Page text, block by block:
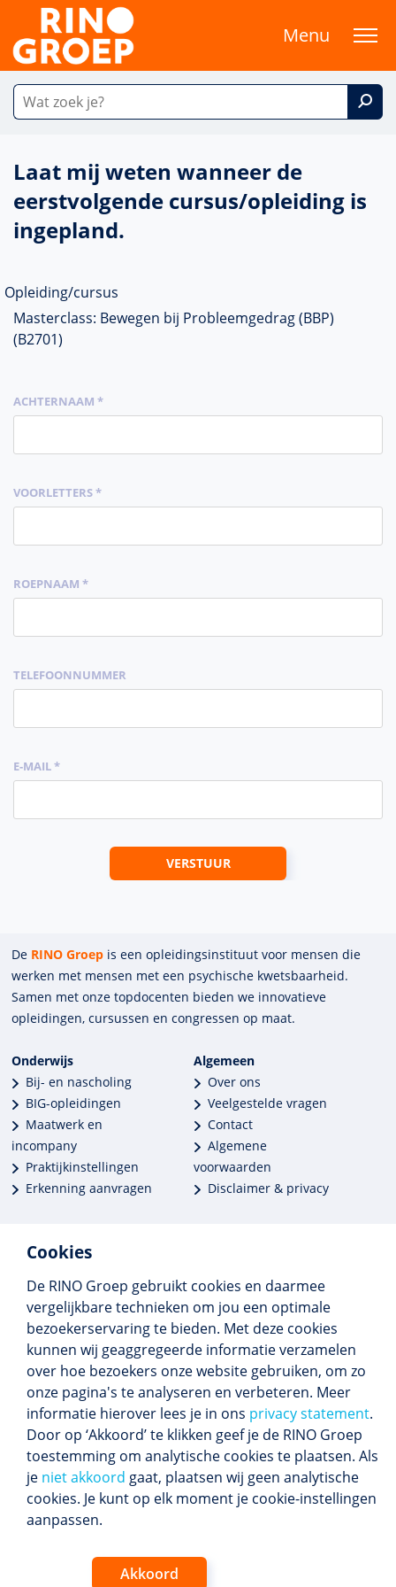
Cookies
De RINO Groep gebruikt cookies en daarmee
vergelijkbare technieken om jou een optimale
bezoekerservaring te bieden. Met deze cookies
kunnen wij geaggregeerde informatie verzamelen
over hoe bezoekers onze website gebruiken, om zo
onze pagina's te analyseren en verbeteren. Meer
informatie hierover lees je in ons privacy statement.
Door op ‘Akkoord’ te klikken geef je de RINO Groep
toestemming om analytische cookies te plaatsen. Als
je niet akkoord gaat, plaatsen wij geen analytische
cookies. Je kunt op elk moment je cookie-instellingen
aanpassen.
Akkoord
Menu
Laat mij weten wanneer de
eerstvolgende cursus/opleiding is
ingepland.
Opleiding/cursus
Masterclass: Bewegen bij Probleemgedrag (BBP)
(B2701)
ACHTERNAAM *
VOORLETTERS *
ROEPNAAM *
TELEFOONNUMMER
E-MAIL *
De RINO Groep is een opleidings­insti­tuut voor mensen die
werken met mensen met een psychische kwets­baar­heid.
Samen met onze top­docenten bieden we innova­tieve
opleidingen, cursussen en congres­sen op maat.
Onderwijs
Bij- en nascholing
BIG-opleidingen
Maatwerk en
incompany
Praktijkinstellingen
Erkenning aanvragen
Algemeen
Over ons
Veelgestelde vragen
Contact
Algemene
voorwaarden
Disclaimer & privacy
Meer dan 250 opleidingen
Alle BIG-opleidingen in huis
Cedeo-erkend en CRKBO-geregistreerd
Gemiddelde beoordeling 8,4
Volg ons
Blijf op de hoogte van het (nieuwe) scholings­
aanbod en ons laatste nieuws.